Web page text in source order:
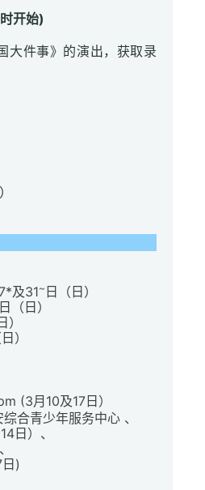
开始)
大件事》的演出，获取录
及31~ 日 （日）
（日）
）
日）
(3月10及17日）
合青少年服务中心 、
日）、
)